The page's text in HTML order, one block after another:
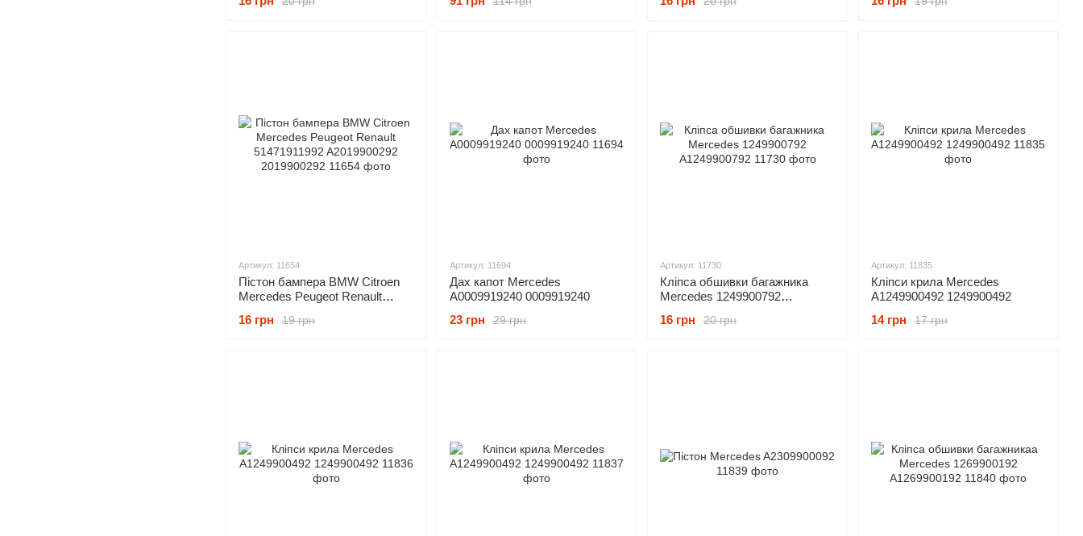
2019900292
Артикул: 11654
Пістон бампера BMW Citroen
Mercedes Peugeot Renault
2019900292
19 грн
16 грн
Артикул: 11694
Дах капот Mercedes
A0009919240 0009919240
29 грн
23 грн
Артикул: 11730
Кліпса обшивки багажника
Mercedes 1249900792
20 грн
16 грн
Артикул: 11835
Кліпси крила Mercedes
A1249900492 1249900492
17 грн
14 грн